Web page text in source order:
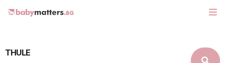
THULE